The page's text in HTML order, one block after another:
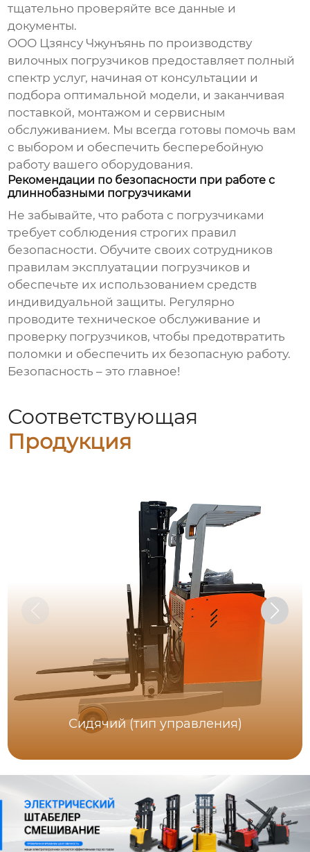
тщательно проверяйте все данные и
документы.
ООО Цзянсу Чжунъянь по производству
вилочных погрузчиков предоставляет полный
спектр услуг, начиная от консультации и
подбора оптимальной модели, и заканчивая
поставкой, монтажом и сервисным
обслуживанием. Мы всегда готовы помочь вам
с выбором и обеспечить бесперебойную
работу вашего оборудования.
Рекомендации по безопасности при работе с
длиннобазными погрузчиками
Не забывайте, что работа с погрузчиками
требует соблюдения строгих правил
безопасности. Обучите своих сотрудников
правилам эксплуатации погрузчиков и
обеспечьте их использованием средств
индивидуальной защиты. Регулярно
проводите техническое обслуживание и
проверку погрузчиков, чтобы предотвратить
поломки и обеспечить их безопасную работу.
Безопасность – это главное!
Соответствующая
Продукция
Сидячий (тип управления)